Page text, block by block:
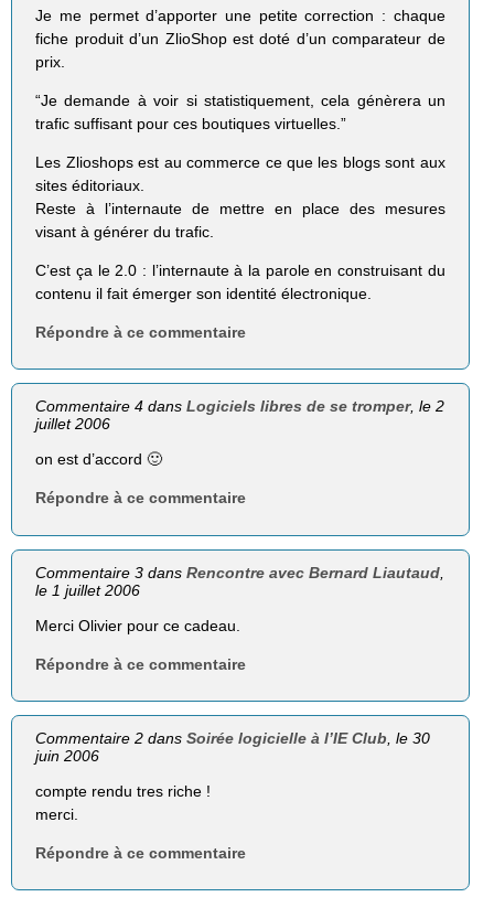
Je me permet d’apporter une petite correction : chaque
fiche produit d’un ZlioShop est doté d’un comparateur de
prix.
“Je demande à voir si statistiquement, cela génèrera un
trafic suffisant pour ces boutiques virtuelles.”
Les Zlioshops est au commerce ce que les blogs sont aux
sites éditoriaux.
Reste à l’internaute de mettre en place des mesures
visant à générer du trafic.
C’est ça le 2.0 : l’internaute à la parole en construisant du
contenu il fait émerger son identité électronique.
Répondre à ce commentaire
Commentaire 4 dansLogiciels libres de se tromper, le 2
juillet 2006
on est d’accord 🙂
Répondre à ce commentaire
Commentaire 3 dansRencontre avec Bernard Liautaud
le 1 juillet 2006
Merci Olivier pour ce cadeau.
Répondre à ce commentaire
Commentaire 2 dansSoirée logicielle à l’IE Club , le 30
juin 2006
compte rendu tres riche !
merci.
Répondre à ce commentaire